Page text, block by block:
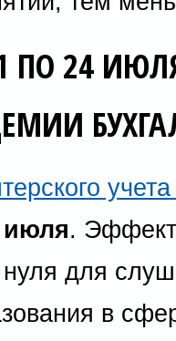
ПО 24
июля.
нуля для
в